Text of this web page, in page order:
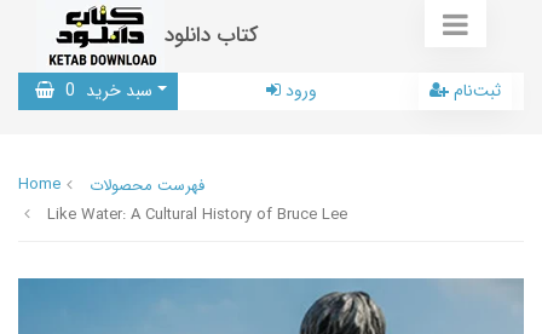
کتاب دانلود
سبد خرید 0 ورود ثبت‌نام
Home
فهرست محصولات
Like Water: A Cultural History of Bruce Lee